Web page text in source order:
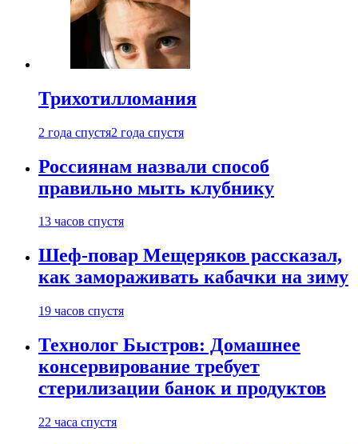
Трихотилломания
2 года спустя2 года спустя
Россиянам назвали способ
правильно мыть клубнику
13 часов спустя
Шеф-повар Мещеряков рассказал,
как замораживать кабачки на зиму
19 часов спустя
Технолог Быстров: Домашнее
консервирование требует
стерилизации банок и продуктов
22 часа спустя